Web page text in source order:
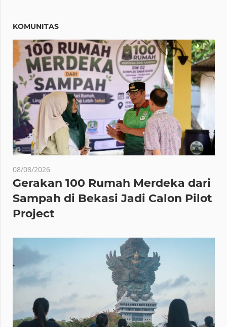
KOMUNITAS
08/08/2026
Gerakan 100 Rumah Merdeka dari
Sampah di Bekasi Jadi Calon Pilot
Project